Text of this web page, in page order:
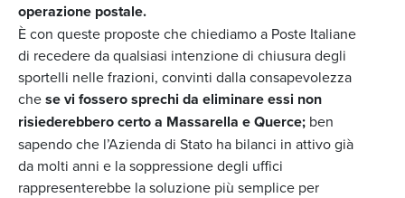
operazione postale.
È con queste proposte che chiediamo a Poste Italiane
di recedere da qualsiasi intenzione di chiusura degli
sportelli nelle frazioni, convinti dalla consapevolezza
chese vi fossero sprechi da eliminare essi non
risiederebbero certo a Massarella e Querce; ben
sapendo che l’Azienda di Stato ha bilanci in attivo già
da molti anni e la soppressione degli uffici
rappresenterebbe la soluzione più semplice per